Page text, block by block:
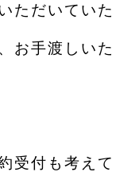
ただいていた
お手渡しいた
受付も考えて